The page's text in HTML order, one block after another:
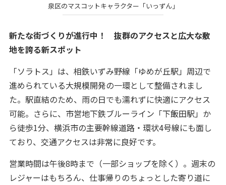
泉区のマスコットキャラクター「いっずん」
新たな街づくりが進行中！ 抜群のアクセスと広大な敷
地を誇る新スポット
「ソラトス」は、相鉄いずみ野線「ゆめが丘駅」周辺で
進められている大規模開発の一環として整備されまし
た。駅直結のため、雨の日でも濡れずに快適にアクセス
可能。さらに、市営地下鉄ブルーライン「下飯田駅」か
ら徒歩1分、横浜市の主要幹線道路・環状4号線にも面し
ており、交通アクセスは非常に良好です。
営業時間は午後8時まで（一部ショップを除く）。週末の
レジャーはもちろん、仕事帰りのちょっとした寄り道に